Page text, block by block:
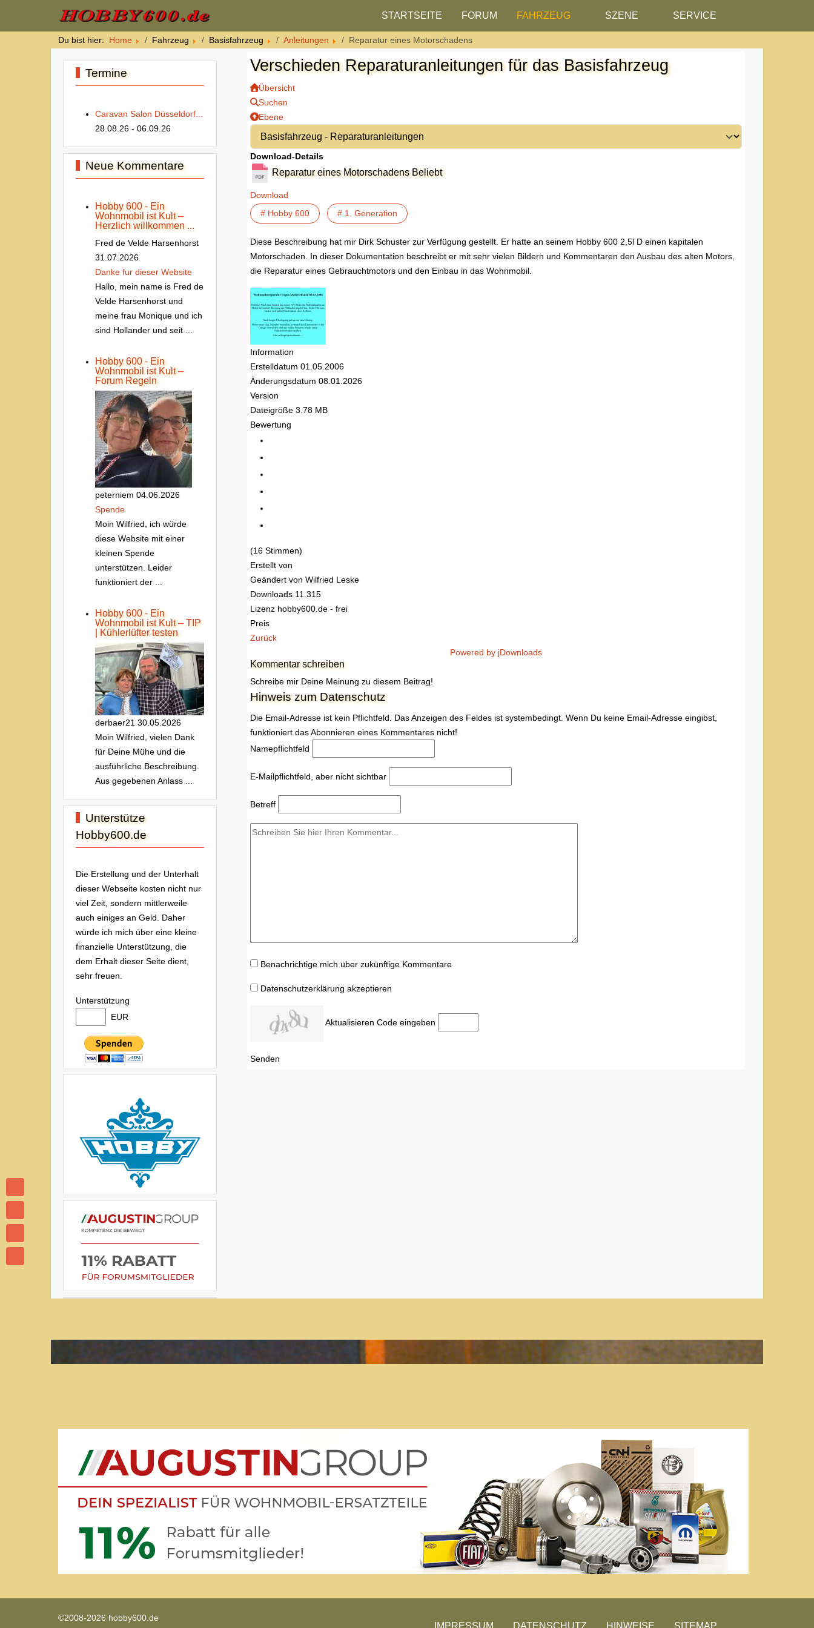
STARTSEITE FORUM FAHRZEUG SZENE SERVICE
Du bist hier: Home Fahrzeug Basisfahrzeug Anleitungen Reparatur eines Motorschadens
Termine
Caravan Salon Düsseldorf...
28.08.26 - 06.09.26
Neue Kommentare
Hobby 600 - Ein
Wohnmobil ist Kult –
Herzlich willkommen ...
Fred de Velde Harsenhorst
31.07.2026
Danke fur dieser Website
Hallo, mein name is Fred de
Velde Harsenhorst und
meine frau Monique und ich
sind Hollander und seit ...
Hobby 600 - Ein
Wohnmobil ist Kult –
Forum Regeln
peterniem 04.06.2026
Spende
Moin Wilfried, ich würde
diese Website mit einer
kleinen Spende
unterstützen. Leider
funktioniert der ...
Hobby 600 - Ein
Wohnmobil ist Kult – TIP
| Kühlerlüfter testen
derbaer21 30.05.2026
Moin Wilfried, vielen Dank
für Deine Mühe und die
ausführliche Beschreibung.
Aus gegebenen Anlass ...
Unterstütze
Hobby600.de
Die Erstellung und der Unterhalt
dieser Webseite kosten nicht nur
viel Zeit, sondern mittlerweile
auch einiges an Geld. Daher
würde ich mich über eine kleine
finanzielle Unterstützung, die
dem Erhalt dieser Seite dient,
sehr freuen.
Unterstützung
EUR
Verschieden Reparaturanleitungen für das Basisfahrzeug
Übersicht
Suchen
Ebene
Download-Details
Reparatur eines Motorschadens Beliebt
Download
# Hobby 600
# 1. Generation
Diese Beschreibung hat mir Dirk Schuster zur Verfügung gestellt. Er hatte an seinem Hobby 600 2,5l D einen kapitalen
Motorschaden. In dieser Dokumentation beschreibt er mit sehr vielen Bildern und Kommentaren den Ausbau des alten Motors,
die Reparatur eines Gebrauchtmotors und den Einbau in das Wohnmobil.
Information
Erstelldatum 01.05.2006
Änderungsdatum 08.01.2026
Version
Dateigröße 3.78 MB
Bewertung
(16 Stimmen)
Erstellt von
Geändert von Wilfried Leske
Downloads 11.315
Lizenz hobby600.de - frei
Preis
Zurück
Powered by jDownloads
Kommentar schreiben
Schreibe mir Deine Meinung zu diesem Beitrag!
Hinweis zum Datenschutz
Die Email-Adresse ist kein Pflichtfeld. Das Anzeigen des Feldes ist systembedingt. Wenn Du keine Email-Adresse eingibst,
funktioniert das Abonnieren eines Kommentares nicht!
Namepflichtfeld
E-Mailpflichtfeld, aber nicht sichtbar
Betreff
Benachrichtige mich über zukünftige Kommentare
Datenschutzerklärung akzeptieren
Aktualisieren Code eingeben
Senden
©2008-2026 hobby600.de